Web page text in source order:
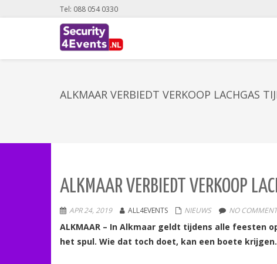
Tel: 088 054 0330
ALKMAAR VERBIEDT VERKOOP LACHGAS
ALKMAAR VERBIEDT VERKOOP
APR 24, 2019 ALL4EVENTS NIEUWS NO
ALKMAAR – In Alkmaar geldt tijdens alle feesten
het spul. Wie dat toch doet, kan een boete krijgen.